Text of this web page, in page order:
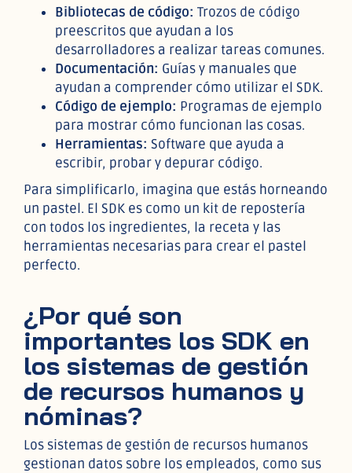
Bibliotecas de código: Trozos de código
preescritos que ayudan a los
desarrolladores a realizar tareas comunes.
Documentación: Guías y manuales que
ayudan a comprender cómo utilizar el SDK.
Código de ejemplo: Programas de ejemplo
para mostrar cómo funcionan las cosas.
Herramientas: Software que ayuda a
escribir, probar y depurar código.
Para simplificarlo, imagina que estás horneando
un pastel. El SDK es como un kit de repostería
con todos los ingredientes, la receta y las
herramientas necesarias para crear el pastel
perfecto.
¿Por qué son
importantes los SDK en
los sistemas de gestión
de recursos humanos y
nóminas?
Los sistemas de gestión de recursos humanos
gestionan datos sobre los empleados, como sus